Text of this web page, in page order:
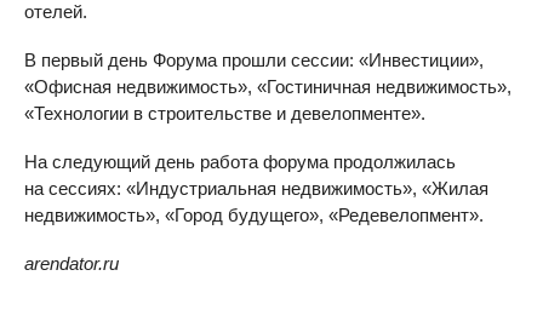
отелей.
В первый день Форума прошли сессии: «Инвестиции»,
«Офисная недвижимость», «Гостиничная недвижимость»,
«Технологии в строительстве и девелопменте».
На следующий день работа форума продолжилась
на сессиях: «Индустриальная недвижимость», «Жилая
недвижимость», «Город будущего», «Редевелопмент».
arendator.ru